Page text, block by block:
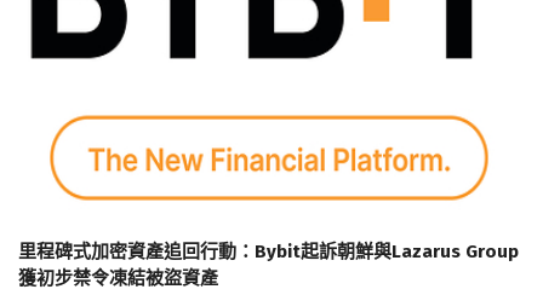
里程碑式加密資產追回行動：Bybit起訴朝鮮與Lazarus Group
獲初步禁令凍結被盜資產